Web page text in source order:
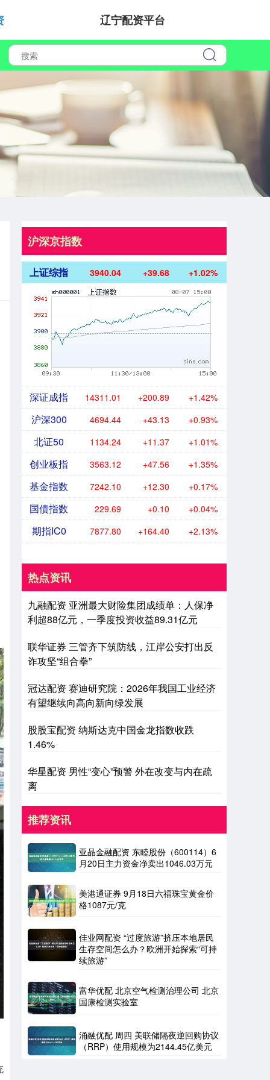
辽宁配资平台
沪深京指数
上证综指 3940.04 +39.68 +1.02%
深证成指 14311.01 +200.89 +1.42%
沪深300 4694.44 +43.13 +0.93%
北证50 1134.24 +11.37 +1.01%
创业板指 3563.12 +47.56 +1.35%
基金指数 7242.10 +12.30 +0.17%
国债指数 229.69 +0.10 +0.04%
期指IC0 7877.80 +164.40 +2.13%
热点资讯
九融配资 亚洲最大财险集团成绩单：人保净
利超88亿元，一季度投资收益89.31亿元
联华证券 三管齐下筑防线，江岸公安打出反
诈攻坚“组合拳”
冠达配资 赛迪研究院：2026年我国工业经济
有望继续向高向新向绿发展
股股宝配资 纳斯达克中国金龙指数收跌
1.46%
华星配资 男性“变心”预警 外在改变与内在疏
离
推荐资讯
亚晶金融配资 东睦股份（600114）6
月20日主力资金净卖出1046.03万元
美港通证券 9月18日六福珠宝黄金价
格1087元/克
佳业网配资 “过度旅游”挤压本地居民
生存空间怎么办？欧洲开始探索“可持
续旅游”
富华优配 北京空气检测治理公司 北京
国康检测实验室
涌融优配 周四 美联储隔夜逆回购协议
（RRP）使用规模为2144.45亿美元